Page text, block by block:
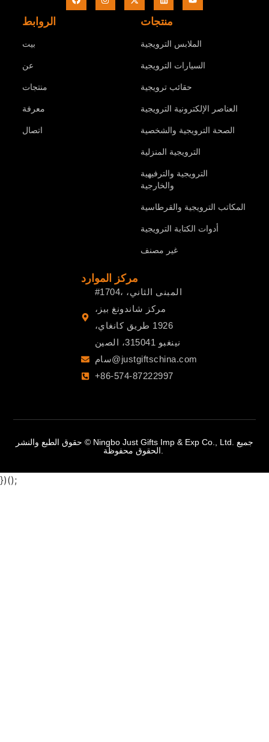
الروابط
بيت
عن
منتجات
معرفة
اتصال
منتجات
الملابس الترويجية
السيارات الترويجية
حقائب ترويجية
العناصر الإلكترونية الترويجية
الصحة الترويجية والشخصية
الترويجية المنزلية
الترويجية والترفيهية
والخارجية
المكاتب الترويجية والقرطاسية
أدوات الكتابة الترويجية
غير مصنف
مركز الموارد
#1704، المبنى الثاني،
مركز شاندونغ بيز،
1926 طريق كانغاي،
نينغبو 315041، الصين
سام@justgiftschina.com
+86-574-87222997
حقوق الطبع والنشر © Ningbo Just Gifts Imp & Exp Co., Ltd. جميع
})();